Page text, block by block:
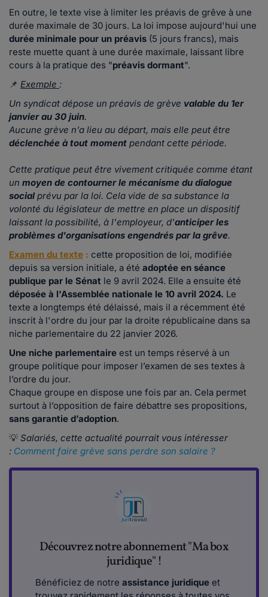
En outre, le texte vise à limiter les préavis de grêve à une
durée maximale de 30 jours. La loi impose aujourd'hui une
durée minimale pour un préavis (5 jours francs), mais
reste muette quant à une durée maximale, laissant libre
cours à la pratique des "préavis dormant".
📌 Exemple :
Un syndicat dépose un préavis de grève valable du 1er
janvier au 30 juin.
Aucune grève n’a lieu au départ, mais elle peut être
déclenchée à tout moment pendant cette période.
Cette pratique peut être vivement critiquée comme étant
un moyen de contourner le mécanisme du dialogue
social prévu par la loi. Cela vide de sa substance la
volonté du législateur de mettre en place un dispositif
laissant la possibilité, à l'employeur, d'anticiper les
problèmes d'organisations engendrés par la grêve.
Examen du texte : cette proposition de loi, modifiée
depuis sa version initiale, a été adoptée en séance
publique par le Sénat le 9 avril 2024. Elle a ensuite été
déposée à l'Assemblée nationale le 10 avril 2024. Le
texte a longtemps été délaissé, mais il a récemment été
inscrit à l'ordre du jour par la droite républicaine dans sa
niche parlementaire du 22 janvier 2026.
Une niche parlementaire est un temps réservé à un
groupe politique pour imposer l’examen de ses textes à
l’ordre du jour.
Chaque groupe en dispose une fois par an. Cela permet
surtout à l’opposition de faire débattre ses propositions,
sans garantie d’adoption.
💡 Salariés, cette actualité pourrait vous intéresser
: Comment faire grève sans perdre son salaire ?
Découvrez notre abonnement "Ma box
juridique" !
Bénéficiez de notre assistance juridique et